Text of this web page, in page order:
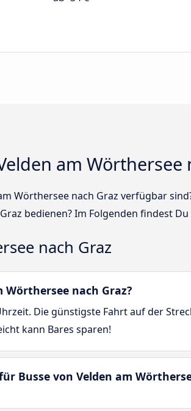
am Wörthersee
Wörthersee nach Graz verfügbar
bedienen? Im Folgenden findest
nach Graz
nach Graz?
Die günstigste Fahrt auf der
kann Bares sparen!
Busse von Velden am